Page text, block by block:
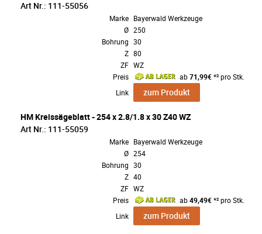
Art Nr.: 111-55056
Marke Bayerwald Werkzeuge
Ø 250
Bohrung 30
Z 80
ZF WZ
Preis
ab71,99€*² pro Stk.
Link
zum Produkt
HM Kreissägeblatt - 254 x 2.8/1.8 x 30 Z40 WZ
Art Nr.: 111-55059
Marke Bayerwald Werkzeuge
Ø 254
Bohrung 30
Z 40
ZF WZ
Preis
ab49,49€*² pro Stk.
Link
zum Produkt